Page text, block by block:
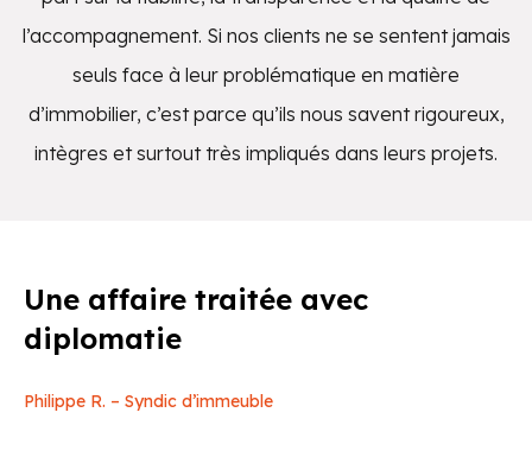
l’accompagnement. Si nos clients ne se sentent jamais
seuls face à leur problématique en matière
d’immobilier, c’est parce qu’ils nous savent rigoureux,
intègres et surtout très impliqués dans leurs projets.
Une affaire traitée avec
diplomatie
Philippe R. – Syndic d’immeuble